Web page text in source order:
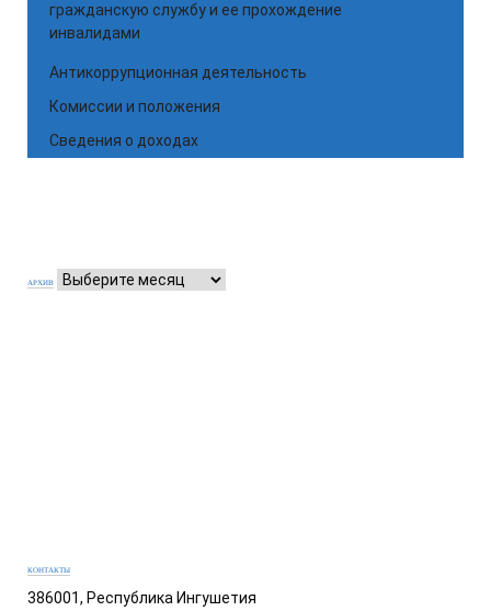
гражданскую службу и ее прохождение
инвалидами
Антикоррупционная деятельность
Комиссии и положения
Сведения о доходах
АРХИВ
КОНТАКТЫ
386001, Республика Ингушетия